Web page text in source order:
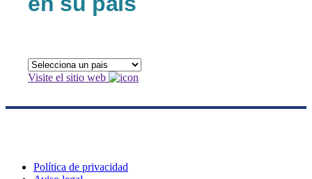
Visite el sitio web
Política de privacidad